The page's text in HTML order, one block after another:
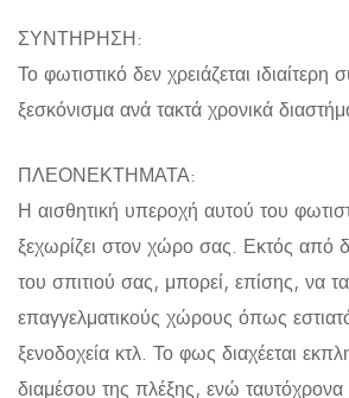
ΣΥΝΤΗΡΗΣΗ:
Το φωτιστικό δεν χρειάζεται
ξεσκόνισμα ανά τακτά χρονικά
ΠΛΕΟΝΕΚΤΗΜΑΤΑ:
Η αισθητική υπεροχή αυτού του
ξεχωρίζει στον χώρο σας. Εκτός από
του σπιτιού σας, μπορεί, επίσης, να
επαγγελματικούς χώρους όπως
ξενοδοχεία κτλ. Το φως διαχέεται
διαμέσου της πλέξης, ενώ